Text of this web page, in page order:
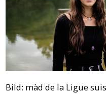
Bild: màd de la Ligue